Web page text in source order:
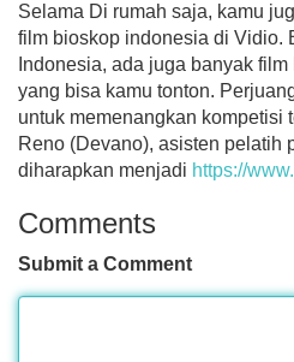
Selama Di rumah saja, kamu
film bioskop indonesia di Vidio.
Indonesia, ada juga banyak
yang bisa kamu tonton.
untuk memenangkan kompetisi
Reno (Devano), asisten pelatih
diharapkan menjadi https://
Comments
Submit a Comment